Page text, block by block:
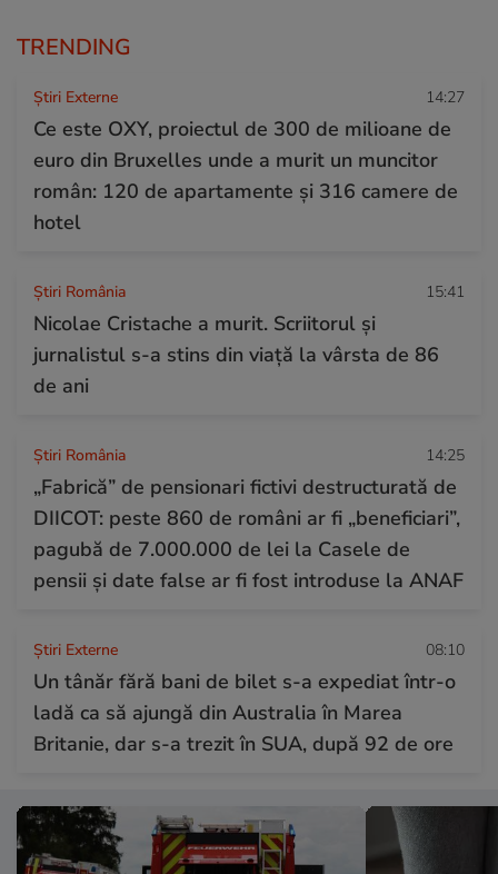
TRENDING
Știri Externe 14:27
Ce este OXY, proiectul de 300 de milioane de
euro din Bruxelles unde a murit un muncitor
român: 120 de apartamente și 316 camere de
hotel
Știri România 15:41
Nicolae Cristache a murit. Scriitorul și
jurnalistul s-a stins din viață la vârsta de 86
de ani
Știri România 14:25
„Fabrică” de pensionari fictivi destructurată de
DIICOT: peste 860 de români ar fi „beneficiari”,
pagubă de 7.000.000 de lei la Casele de
pensii și date false ar fi fost introduse la ANAF
Știri Externe 08:10
Un tânăr fără bani de bilet s-a expediat într-o
ladă ca să ajungă din Australia în Marea
Britanie, dar s-a trezit în SUA, după 92 de ore